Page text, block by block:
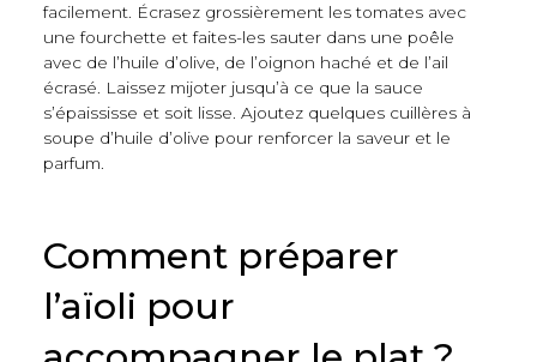
facilement. Écrasez grossièrement les tomates avec
une fourchette et faites-les sauter dans une poêle
avec de l’huile d’olive, de l’oignon haché et de l’ail
écrasé. Laissez mijoter jusqu’à ce que la sauce
s’épaississe et soit lisse. Ajoutez quelques cuillères à
soupe d’huile d’olive pour renforcer la saveur et le
parfum.
Comment préparer
l’aïoli pour